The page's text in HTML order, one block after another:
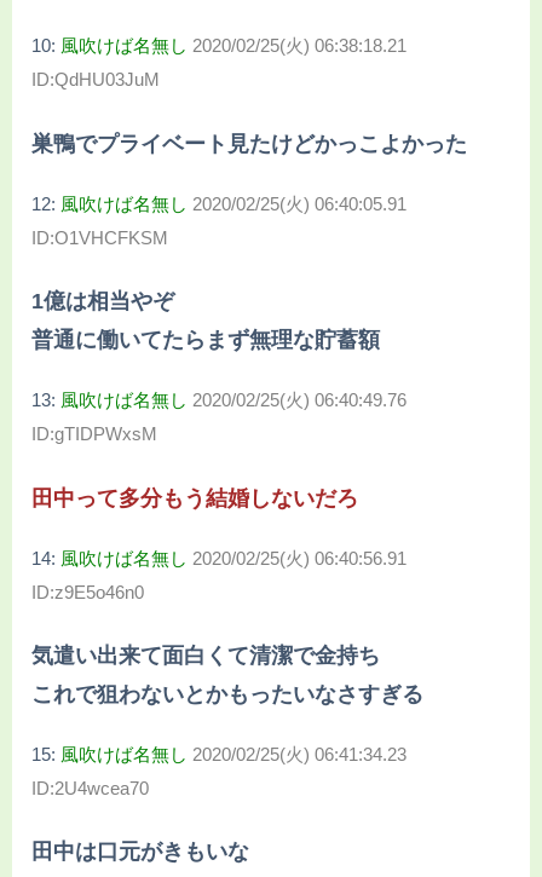
10: 風吹けば名無し 2020/02/25(火) 06:38:18.21
ID:QdHU03JuM
巣鴨でプライベート見たけどかっこよかった
12: 風吹けば名無し 2020/02/25(火) 06:40:05.91
ID:O1VHCFKSM
1億は相当やぞ
普通に働いてたらまず無理な貯蓄額
13: 風吹けば名無し 2020/02/25(火) 06:40:49.76
ID:gTIDPWxsM
田中って多分もう結婚しないだろ
14: 風吹けば名無し 2020/02/25(火) 06:40:56.91
ID:z9E5o46n0
気遣い出来て面白くて清潔で金持ち
これで狙わないとかもったいなさすぎる
15: 風吹けば名無し 2020/02/25(火) 06:41:34.23
ID:2U4wcea70
田中は口元がきもいな